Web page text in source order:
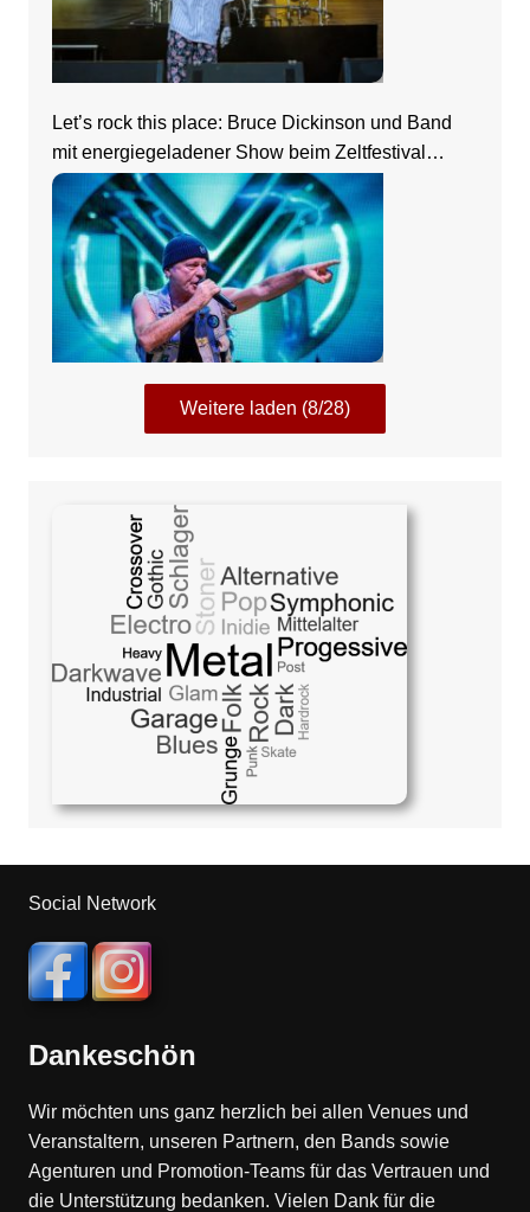
Let’s rock this place: Bruce Dickinson und Band
mit energiegeladener Show beim Zeltfestival
Rhein-Neckar
Weitere laden (8/28)
Social Network
Dankeschön
Wir möchten uns ganz herzlich bei allen Venues und
Veranstaltern, unseren Partnern, den Bands sowie
Agenturen und Promotion-Teams für das Vertrauen und
die Unterstützung bedanken. Vielen Dank für die